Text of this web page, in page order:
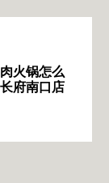
火锅怎么
府南口店